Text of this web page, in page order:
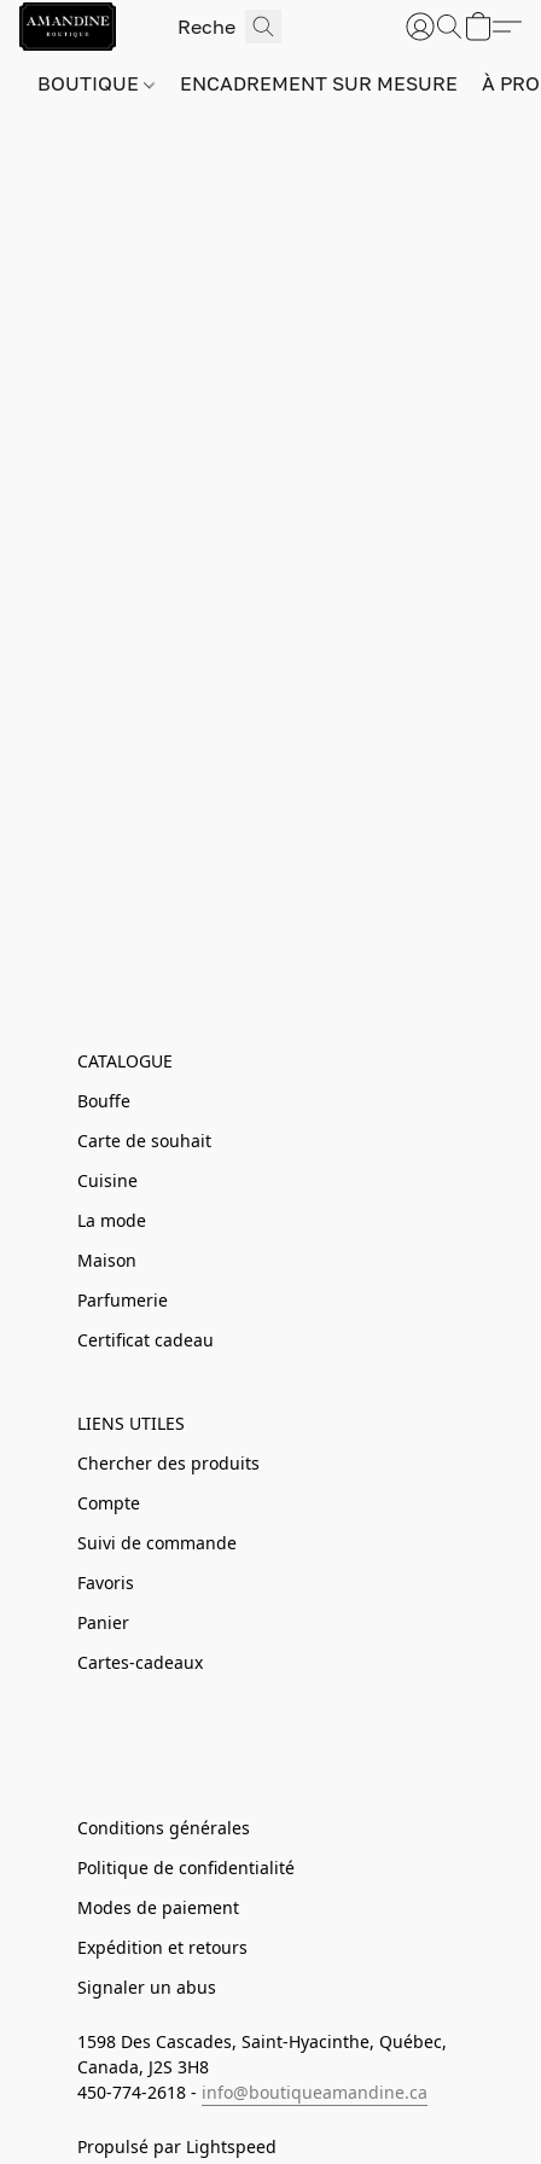
BOUTIQUE ENCADREMENT SUR MESURE À
CATALOGUE
Bouffe
Carte de souhait
Cuisine
La mode
Maison
Parfumerie
Certificat cadeau
LIENS UTILES
Chercher des produits
Compte
Suivi de commande
Favoris
Panier
Cartes-cadeaux
Conditions générales
Politique de confidentialité
Modes de paiement
Expédition et retours
Signaler un abus
1598 Des Cascades, Saint-Hyacinthe, Québec,
Canada, J2S 3H8
450-774-2618 - info@boutiqueamandine.ca
Propulsé par Lightspeed